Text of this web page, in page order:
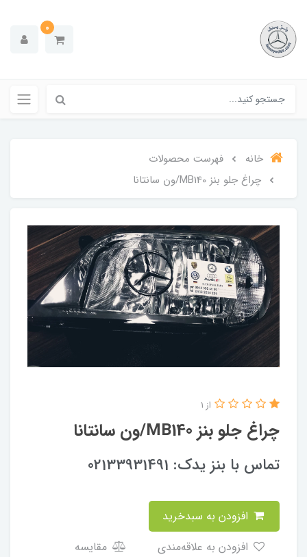
0
خانه
فهرست محصولات
چراغ جلو بنز MB140/ون سانتانا
چراغ جلو بنز MB140/ون سانتانا
از 1
تماس با بنز یدک: 02133931491
مقایسه